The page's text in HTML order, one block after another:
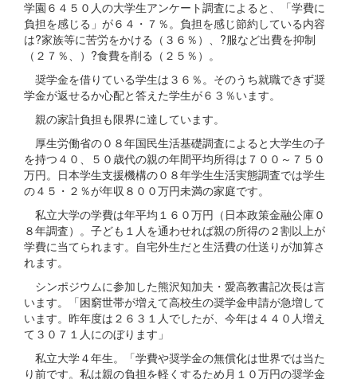
学園６４５０人の大学生アンケート調査によると、「学費に
負担を感じる」が６４・７％。負担を感じ節約している内容
は?家族等に苦労をかける（３６％）、?服など出費を抑制
（２７％、）?食費を削る（２５％）。
奨学金を借りている学生は３６％。そのうち就職できず奨
学金が返せるか心配と答えた学生が６３％います。
親の家計負担も限界に達しています。
厚生労働省の０８年国民生活基礎調査によると大学生の子
を持つ４０、５０歳代の親の年間平均所得は７００～７５０
万円。日本学生支援機構の０８年学生生活実態調査では学生
の４５・２％が年収８００万円未満の家庭です。
私立大学の学費は年平均１６０万円（日本政策金融公庫０
８年調査）。子ども１人を通わせれば親の所得の２割以上が
学費に当てられます。自宅外生だと生活費の仕送りが加算さ
れます。
シンポジウムに参加した熊沢知加夫・愛高教書記次長は言
います。「困窮世帯が増えて高校生の奨学金申請が急増して
います。昨年度は２６３１人でしたが、今年は４４０人増え
て３０７１人にのぼります」
私立大学４年生。「学費や奨学金の無償化は世界では当た
り前です。私は親の負担を軽くするため月１０万円の奨学金